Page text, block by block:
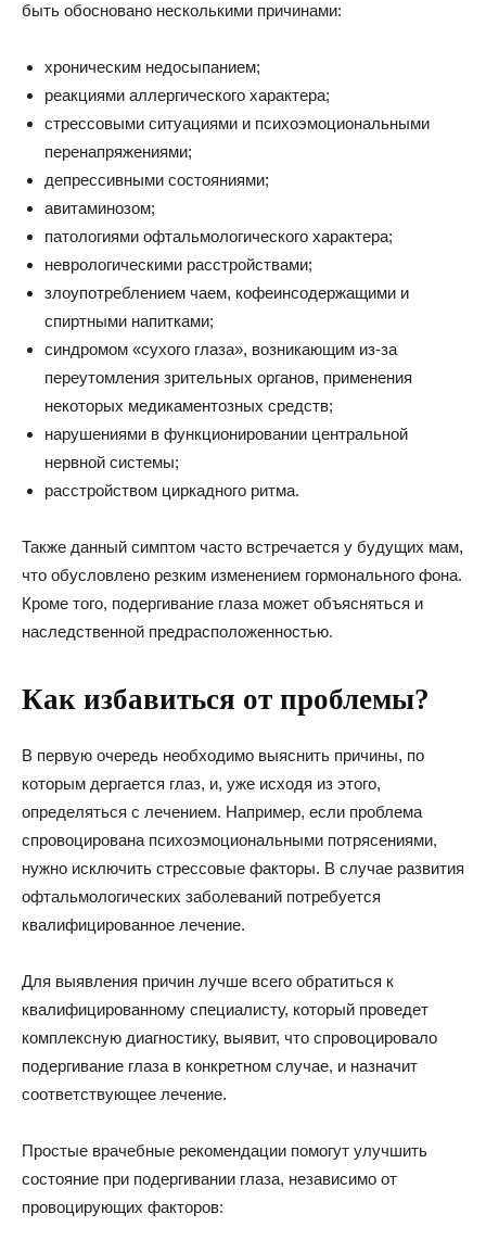
быть обосновано несколькими причинами:
хроническим недосыпанием;
реакциями аллергического характера;
стрессовыми ситуациями и психоэмоциональными
перенапряжениями;
депрессивными состояниями;
авитаминозом;
патологиями офтальмологического характера;
неврологическими расстройствами;
злоупотреблением чаем, кофеинсодержащими и
спиртными напитками;
синдромом «сухого глаза», возникающим из-за
переутомления зрительных органов, применения
некоторых медикаментозных средств;
нарушениями в функционировании центральной
нервной системы;
расстройством циркадного ритма.
Также данный симптом часто встречается у будущих мам,
что обусловлено резким изменением гормонального фона.
Кроме того, подергивание глаза может объясняться и
наследственной предрасположенностью.
Как избавиться от проблемы?
В первую очередь необходимо выяснить причины, по
которым дергается глаз, и, уже исходя из этого,
определяться с лечением. Например, если проблема
спровоцирована психоэмоциональными потрясениями,
нужно исключить стрессовые факторы. В случае развития
офтальмологических заболеваний потребуется
квалифицированное лечение.
Для выявления причин лучше всего обратиться к
квалифицированному специалисту, который проведет
комплексную диагностику, выявит, что спровоцировало
подергивание глаза в конкретном случае, и назначит
соответствующее лечение.
Простые врачебные рекомендации помогут улучшить
состояние при подергивании глаза, независимо от
провоцирующих факторов: